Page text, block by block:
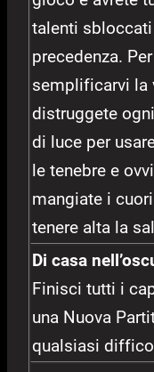
talenti
precedenza. Per
semplificarvi la
distruggete
di luce per
le tenebre e
mangiate i
tenere alta la
Di casa
Finisci tutti i
una Nuova
qualsiasi